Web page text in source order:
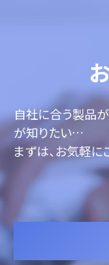
自社に合う製品
が知りたい…
まずは、お気軽に